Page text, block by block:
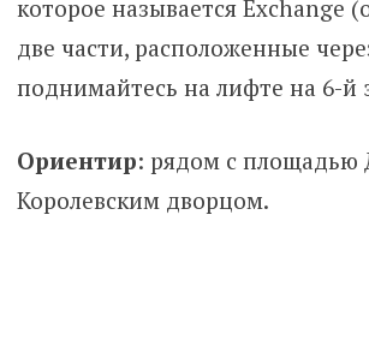
которое называется Exchange
две части, расположенные
поднимайтесь на лифте на 6-й
Ориентир: рядом с площадью
Королевским дворцом.